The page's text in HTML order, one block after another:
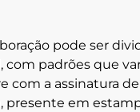
pode ser
, com padrões que
com a assinatura
, presente em